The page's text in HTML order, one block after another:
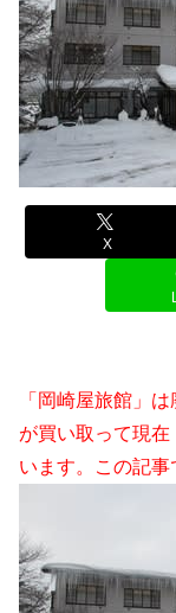
X
「岡崎屋旅館」
が買い取って現
います。この記事